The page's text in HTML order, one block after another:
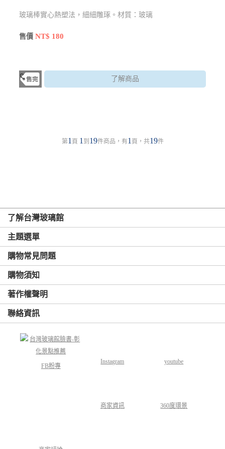
玻璃棒實心熱塑法，細細雕琢。材質：玻璃
售價NT$ 180
了解商品
第1 頁 1 到 19件商品，有1 頁，共19件
了解台灣玻璃館
主題選單
購物常見問題
購物須知
著作權聲明
聯絡資訊
FB粉專
Instagram youtube
商家資訊 360度環景